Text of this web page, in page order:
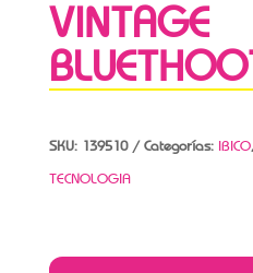
VINTAGE
SKU: 139510 Categorías: IBICO,
TECNOLOGIA